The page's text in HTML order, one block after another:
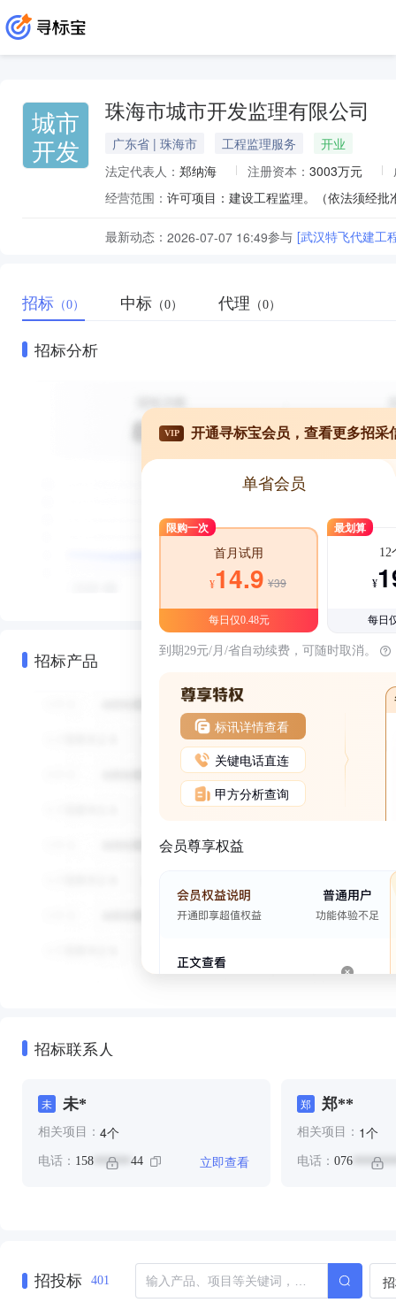
城市
开发
珠海市城市开发监理有限公司
广东省 | 珠海市 工程监理服务
开业
法定代表人： 郑纳海 注册资本： 3003万元
经营范围：
最新动态： 2026-07-07 16:49参与 [武汉特飞代建工
招标 （0） 中标 （0） 代理 （0）
招标分析
招标产品
VIP 开通寻标宝会员，查看更多招采
单省会员
限购一次
首月试用
¥14.9 ¥39
每日仅0.48元
最划算
12
¥
每日
到期29元/月/省自动续费，可随时取消。
标讯详情查看
关键电话直连
甲方分析查询
会员尊享权益
招标联系人
未 未*
相关项目： 4个
电话： 158 ****** 44 立即查看
郑 郑**
相关项目： 1个
电话： 076
招投标 401